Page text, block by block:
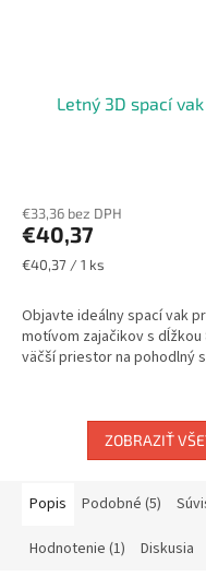
Letný 3D spací
€33,36 bez DPH
€40,37
Jednotková
€40,37 / 1 ks
Objavte ideálny spací vak
motívom zajačikov s dĺžkou
väčší priestor na pohodlný
ZOBRAZIŤ
Popis Podobné (5)
Hodnotenie (1) Diskusia